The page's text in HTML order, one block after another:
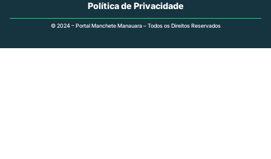
Política de Privacidade
© 2024 – Portal Manchete Manauara – Todos os Direitos Reservados